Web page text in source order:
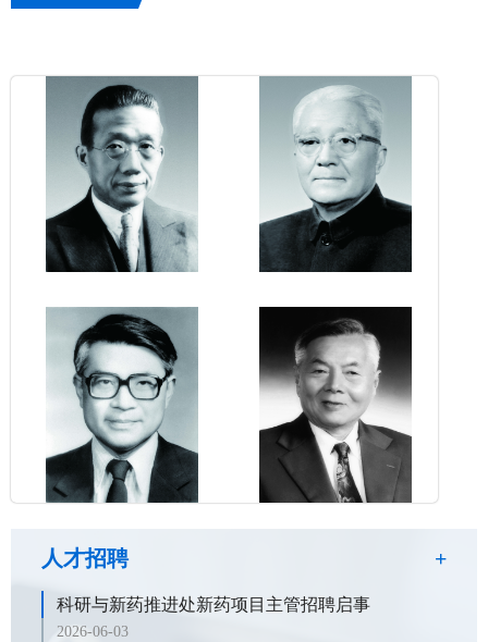
人才招聘 +
科研与新药推进处新药项目主管招聘启事
2026-06-03